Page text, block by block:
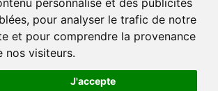
personnalisé et des publicités
pour analyser le trafic de notre
et pour comprendre la provenance
nos visiteurs.
J'accepte
(MonOrdo.fr)
- Tous droits réservés - Page mise à jour
* sans minimum d'achat , hors
médicaments et produits en offre,
utilisez le code au moment de la
validation du panier afin que la